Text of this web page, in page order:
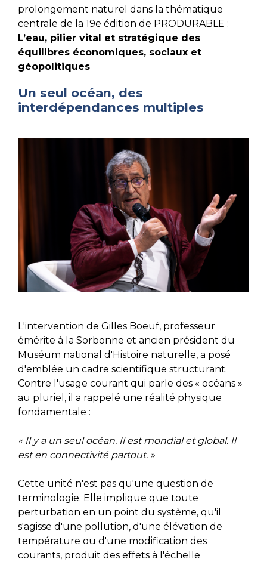
prolongement naturel dans la thématique
centrale de la 19e édition de PRODURABLE :
L’eau, pilier vital et stratégique des
équilibres économiques, sociaux et
géopolitiques
Un seul océan, des
interdépendances multiples
L'intervention de Gilles Boeuf, professeur
émérite à la Sorbonne et ancien président du
Muséum national d'Histoire naturelle, a posé
d'emblée un cadre scientifique structurant.
Contre l'usage courant qui parle des « océans »
au pluriel, il a rappelé une réalité physique
fondamentale :
« Il y a un seul océan. Il est mondial et global. Il
est en connectivité partout. »
Cette unité n'est pas qu'une question de
terminologie. Elle implique que toute
perturbation en un point du système, qu'il
s'agisse d'une pollution, d'une élévation de
température ou d'une modification des
courants, produit des effets à l'échelle